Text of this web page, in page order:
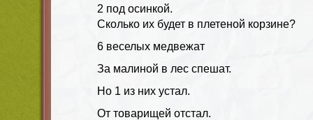
2 под осинкой.
Сколько их будет в плетеной корзине?
6 веселых медвежат
За малиной в лес спешат.
Но 1 из них устал.
От товарищей отстал.